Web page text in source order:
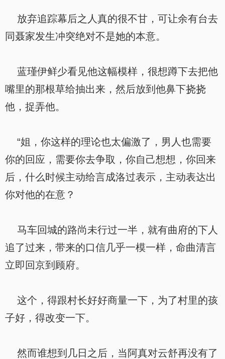
放弃追踪幕后之人真的很不甘，可让余有台去
同聂家发生冲突绝对不是她的本意。
蓝瑾伊鲜少看见他这幅模样，很想蹲下去把他
嘴里的那根草给抽出来，然后放到他鼻下挠挠
他，捉弄他。
“姐，你这样的理论也太偏激了，男人也需要
你的回应，需要你去争取，你自己想想，你回来
后，什么时候主动给言成洛过表示，主动表达出
你对他的在意？
马车回城的路尚未行过一半，就有曲府的下人
追了过来，带来的口信几乎一模一样，命曲清言
立即回京到顾府。
这个，得跟村长好好商量一下，为了村里的孩
子好，得改变一下。
然而谁想到几日之后，当阿真对云舒再没有了